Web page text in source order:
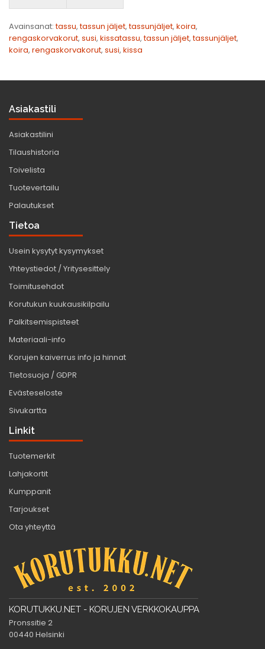
Avainsanat:tassu,tassun jäljet,tassunjäljet, koira,
rengaskorvakorut, susi, kissatassu,tassun jäljet,tassunjäljet,
koira, rengaskorvakorut, susi, kissa
Asiakastili
Asiakastilini
Tilaushistoria
Toivelista
Tuotevertailu
Palautukset
Tietoa
Usein kysytyt kysymykset
Yhteystiedot / Yritysesittely
Toimitusehdot
Korutukun kuukausikilpailu
Palkitsemispisteet
Materiaali-info
Korujen kaiverrus info ja hinnat
Tietosuoja / GDPR
Evästeseloste
Sivukartta
Linkit
Tuotemerkit
Lahjakortit
Kumppanit
Tarjoukset
Ota yhteyttä
KORUTUKKU.NET - KORUJEN VERKKOKAUPPA
Pronssitie 2
00440 Helsinki